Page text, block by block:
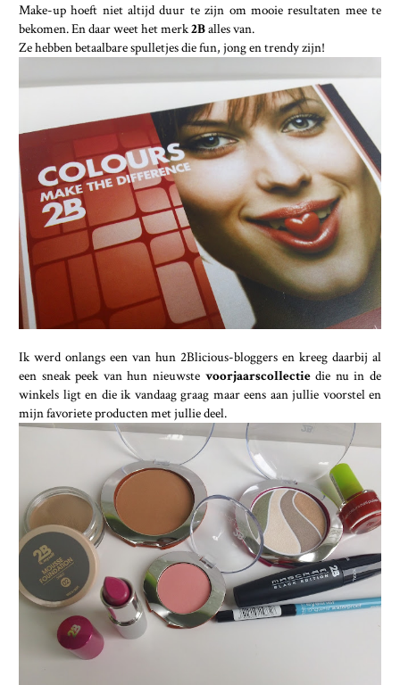
Make-up hoeft niet altijd duur te zijn om mooie resultaten mee te
bekomen. En daar weet het merk2Balles van.
Ze hebben betaalbare spulletjes die fun, jong en trendy zijn!
Ik werd onlangs een van hun 2Blicious-bloggers en kreeg daarbij al
een sneak peek van hun nieuwste voorjaarscollectiedie nu in de
winkels ligt en die ik vandaag graag maar eens aan jullie voorstel en
mijn favoriete producten met jullie deel.